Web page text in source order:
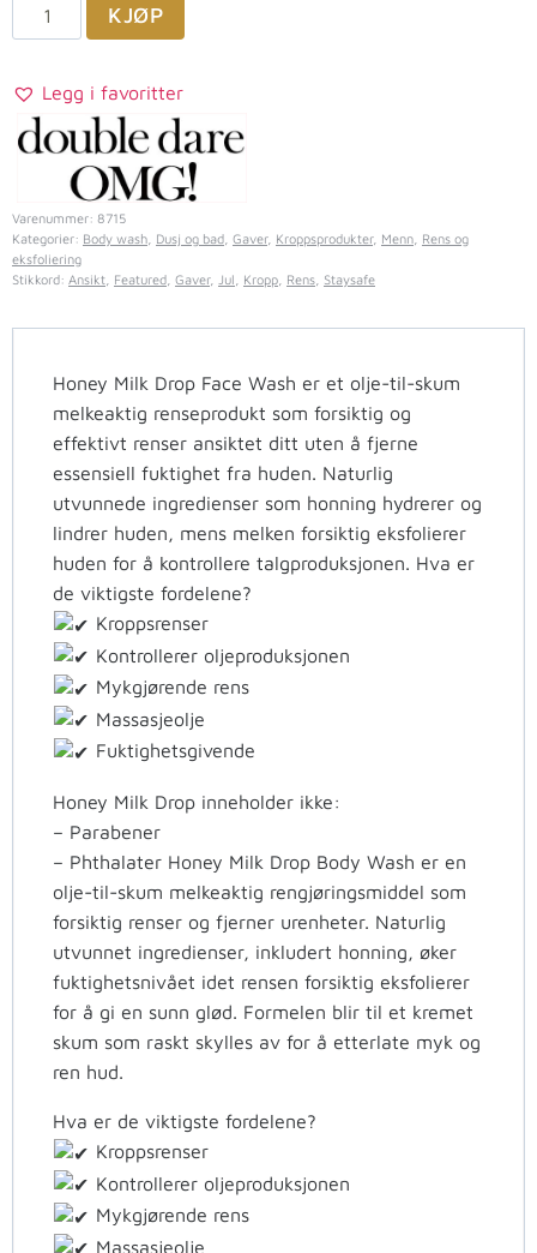
KJØP
Legg i favoritter
Varenummer: 8715
Kategorier: Body wash Dusj og bad Gaver, Kroppsprodukter, Menn
Rens og
eksfoliering
Stikkord: Ansikt Featured Gaver, Jul Kropp Rens Staysafe
Honey Milk Drop Face Wash er et olje-til-skum
melkeaktig renseprodukt som forsiktig og
effektivt renser ansiktet ditt uten å fjerne
essensiell fuktighet fra huden. Naturlig
utvunnede ingredienser som honning hydrerer og
lindrer huden, mens melken forsiktig eksfolierer
huden for å kontrollere talgproduksjonen. Hva er
de viktigste fordelene?
Kroppsrenser
Kontrollerer oljeproduksjonen
Mykgjørende rens
Massasjeolje
Fuktighetsgivende
Honey Milk Drop inneholder ikke:
– Parabener
– Phthalater Honey Milk Drop Body Wash er en
olje-til-skum melkeaktig rengjøringsmiddel som
forsiktig renser og fjerner urenheter. Naturlig
utvunnet ingredienser, inkludert honning, øker
fuktighetsnivået idet rensen forsiktig eksfolierer
for å gi en sunn glød. Formelen blir til et kremet
skum som raskt skylles av for å etterlate myk og
ren hud.
Hva er de viktigste fordelene?
Kroppsrenser
Kontrollerer oljeproduksjonen
Mykgjørende rens
Massasjeolje